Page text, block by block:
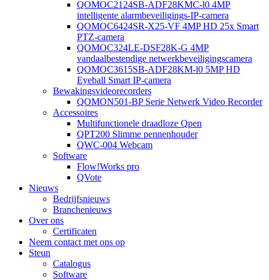
QOMOC2124SB-ADF28KMC-l0 4MP
intelligente alarmbeveiligings-IP-camera
QOMOC6424SR-X25-VF 4MP HD 25x Smart
PTZ-camera
QOMOC324LE-DSF28K-G 4MP
vandaalbestendige netwerkbeveiligingscamera
QOMOC3615SB-ADF28KM-l0 5MP HD
Eyeball Smart IP-camera
Bewakingsvideorecorders
QOMON501-BP Serie Netwerk Video Recorder
Accessoires
Multifunctionele draadloze Qpen
QPT200 Slimme pennenhouder
QWC-004 Webcam
Software
Flow!Works pro
QVote
Nieuws
Bedrijfsnieuws
Branchenieuws
Over ons
Certificaten
Neem contact met ons op
Steun
Catalogus
Software